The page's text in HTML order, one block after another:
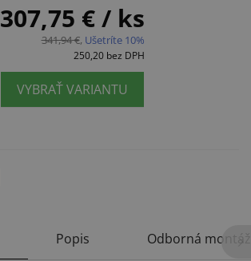
307,75 € / ks
341,94 €, Ušetríte 10%
250,20 bez DPH
VYBRAŤ VARIANTU
Popis Odborná montáž